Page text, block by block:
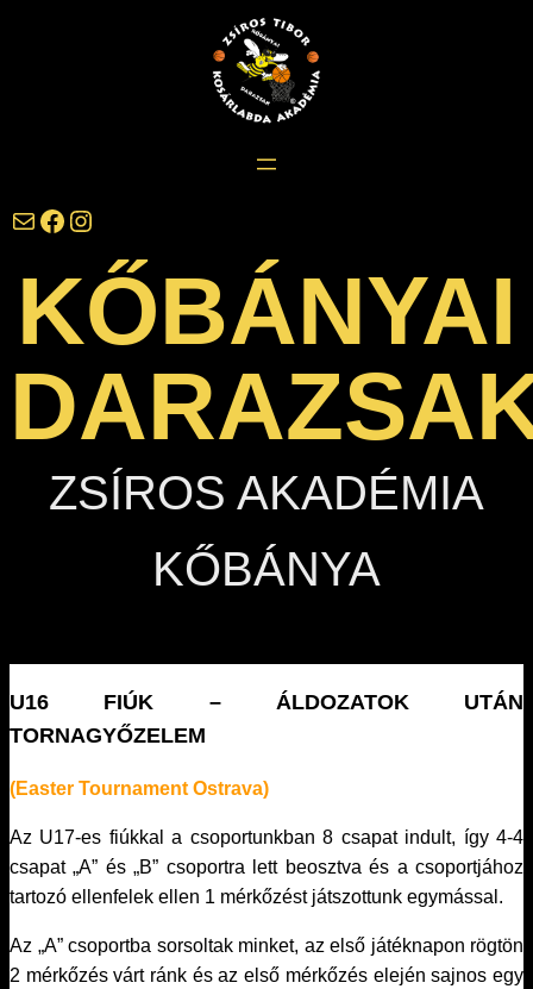
darazsak@darazsak.hu @kobanyaidarazsak @darazsak
KŐBÁNYAI
ZSÍROS AKADÉMIA
KŐBÁNYA
U16 FIÚK – ÁLDOZATOK UTÁN
TORNAGYŐZELEM
(Easter Tournament Ostrava)
Az U17-es fiúkkal a csoportunkban 8 csapat indult, így 4-4
csapat „A” és „B” csoportra lett beosztva és a csoportjához
tartozó ellenfelek ellen 1 mérkőzést játszottunk egymással.
Az „A” csoportba sorsoltak minket, az első játéknapon rögtön
2 mérkőzés várt ránk és az első mérkőzés elején sajnos egy